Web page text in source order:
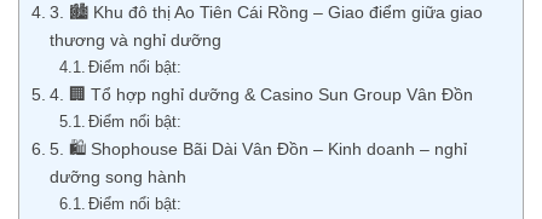
3. 🏙️ Khu đô thị Ao Tiên Cái Rồng – Giao điểm giữa giao
thương và nghỉ dưỡng
Điểm nổi bật:
4. 🏢 Tổ hợp nghỉ dưỡng & Casino Sun Group Vân Đồn
Điểm nổi bật:
5. 🛍️ Shophouse Bãi Dài Vân Đồn – Kinh doanh – nghỉ
dưỡng song hành
Điểm nổi bật: